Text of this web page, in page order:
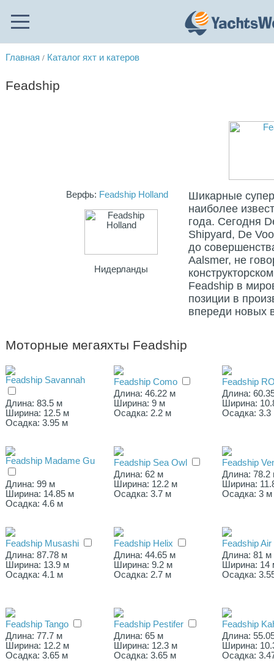
Главная / Каталог яхт и катеров
Feadship
Верфь: Feadship Holland
Нидерланды
Шикарные
наиболее
года. Сегодня
Shipyard, De
до
Aalsmer, не
Feadship в
позиции в
впереди новых
Моторные мегаяхты Feadship
Feadship Savannah
Длина: 83.5 м
Ширина: 12.5 м
Осадка: 3.95 м
Feadship Como
Длина: 46.22 м
Ширина: 9 м
Осадка: 2.2 м
Feadship
Длина:
Ширина:
Осадка: 3.3
Feadship Madame Gu
Длина: 99 м
Ширина: 14.85 м
Осадка: 4.6 м
Feadship Sea Owl
Длина: 62 м
Ширина: 12.2 м
Осадка: 3.7 м
Feadship
Длина: 78.2
Ширина:
Осадка: 3 м
Feadship Musashi
Длина: 87.78 м
Ширина: 13.9 м
Осадка: 4.1 м
Feadship Helix
Длина: 44.65 м
Ширина: 9.2 м
Осадка: 2.7 м
Feadship Air
Длина: 81 м
Ширина: 14
Осадка:
Feadship Tango
Длина: 77.7 м
Ширина: 12.2 м
Осадка: 3.65 м
Feadship Pestifer
Длина: 65 м
Ширина: 12.3 м
Осадка: 3.65 м
Feadship
Длина:
Ширина:
Осадка: